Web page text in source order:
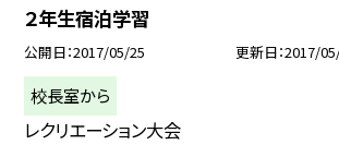
２年生宿泊学習
公開日 2017/05/25 更新日 2017/
校長室から
レクリエーション大会